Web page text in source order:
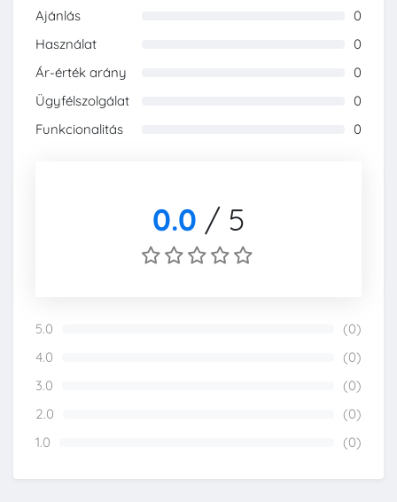
Ajánlás
0
Használat
0
Ár-érték arány
0
Ügyfélszolgálat
0
Funkcionalitás
0
0.0 / 5
5.0
(0)
4.0
(0)
3.0
(0)
2.0
(0)
1.0
(0)